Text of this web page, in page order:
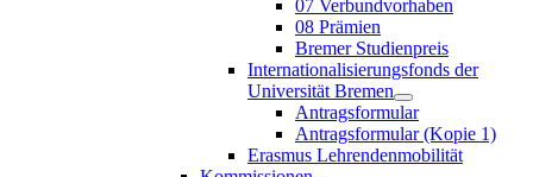
07 Verbundvorhaben
08 Prämien
Bremer Studienpreis
Internationalisierungsfonds der
Universität Bremen
Antragsformular
Antragsformular (Kopie 1)
Erasmus Lehrendenmobilität